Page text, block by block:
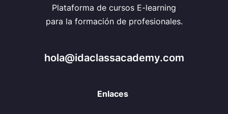
Plataforma de cursos E-learning
para la formación de profesionales.
hola@idaclassacademy.com
Enlaces